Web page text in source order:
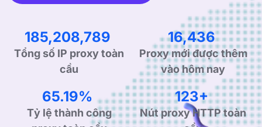
283,813,820
Tổng số IP proxy toàn
cầu
25,187
Proxy mới được thêm
vào hôm nay
99.90%
Tỷ lệ thành công
190+
Nút proxy HTTP toàn